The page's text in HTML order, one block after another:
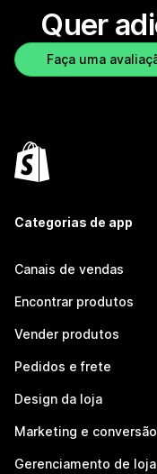
Quer
Faça uma
Categorias de app
Canais de vendas
Encontrar produtos
Vender produtos
Pedidos e frete
Design da loja
Marketing e conversão
Gerenciamento de loja